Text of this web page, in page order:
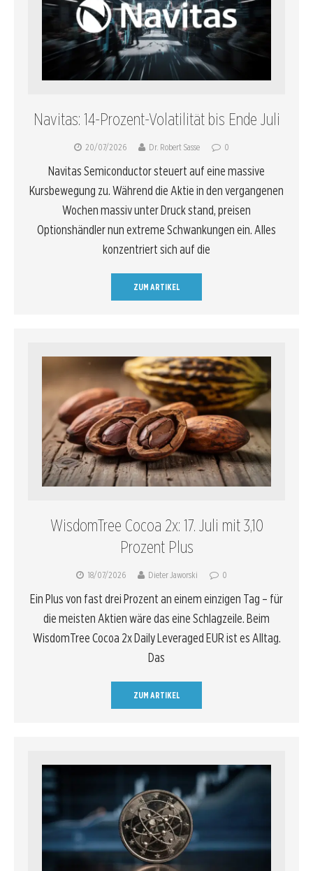
Navitas: 14-Prozent-Volatilität bis Ende Juli
20/07/2026 Dr. Robert Sasse 0
Navitas Semiconductor steuert auf eine massive
Kursbewegung zu. Während die Aktie in den vergangenen
Wochen massiv unter Druck stand, preisen
Optionshändler nun extreme Schwankungen ein. Alles
konzentriert sich auf die
ZUM ARTIKEL
WisdomTree Cocoa 2x: 17. Juli mit 3,10
Prozent Plus
18/07/2026 Dieter Jaworski 0
Ein Plus von fast drei Prozent an einem einzigen Tag – für
die meisten Aktien wäre das eine Schlagzeile. Beim
WisdomTree Cocoa 2x Daily Leveraged EUR ist es Alltag.
Das
ZUM ARTIKEL